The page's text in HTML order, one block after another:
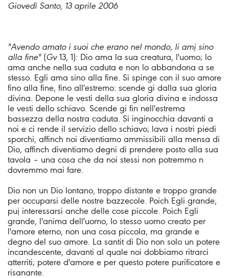
Giovedì Santo, 13 aprile 2006
"Avendo amato i suoi che erano nel mondo, li amị sino
alla fine" (Gv13, 1): Dio ama la sua creatura, l'uomo; lo
ama anche nella sua caduta e non lo abbandona a se
stesso. Egli ama sino alla fine. Si spinge con il suo amore
fino alla fine, fino all'estremo: scende gi dalla sua gloria
divina. Depone le vesti della sua gloria divina e indossa
le vesti dello schiavo. Scende gi fin nell'estrema
bassezza della nostra caduta. Si inginocchia davanti a
noi e ci rende il servizio dello schiavo; lava i nostri piedi
sporchi, affinch noi diventiamo ammissibili alla mensa di
Dio, affinch diventiamo degni di prendere posto alla sua
tavola – una cosa che da noi stessi non potremmo n
dovremmo mai fare.
Dio non un Dio lontano, troppo distante e troppo grande
per occuparsi delle nostre bazzecole. Poich Egli grande,
puị interessarsi anche delle cose piccole. Poich Egli
grande, l'anima dell'uomo, lo stesso uomo creato per
l'amore eterno, non una cosa piccola, ma grande e
degno del suo amore. La santit di Dio non solo un potere
incandescente, davanti al quale noi dobbiamo ritrarci
atterriti; potere d'amore e per questo potere purificatore e
risanante.